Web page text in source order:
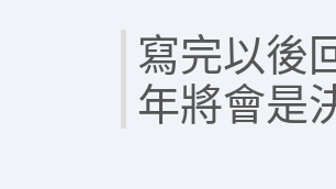
寫完以後
年將會是